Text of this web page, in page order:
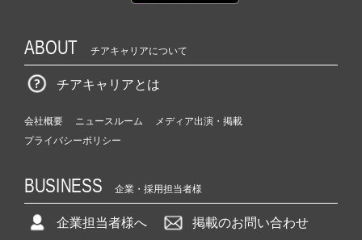
ABOUT チアキャリアについて
チアキャリアとは
会社概要 ニュースルーム
メディア出演・掲載
プライバシーポリシー
BUSINESS 企業・採用担当者様
企業担当者様へ 掲載のお問い合わせ